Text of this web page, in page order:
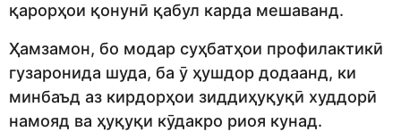
қарорҳои қонунӣ қабул карда мешаванд.
Ҳамзамон, бо модар суҳбатҳои профилактикӣ
гузаронида шуда, ба ӯ ҳушдор додаанд, ки
минбаъд аз кирдорҳои зиддиҳуқуқӣ худдорӣ
намояд ва ҳуқуқи кӯдакро риоя кунад.